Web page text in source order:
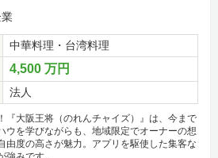
中華料理・台湾料理
4,500 万円
法人
『大阪王将（のれんチャイズ）』は、今まで
ウを学びながらも、地域限定でオーナーの想
由度の高さが魅力。アプリを駆使した集客な